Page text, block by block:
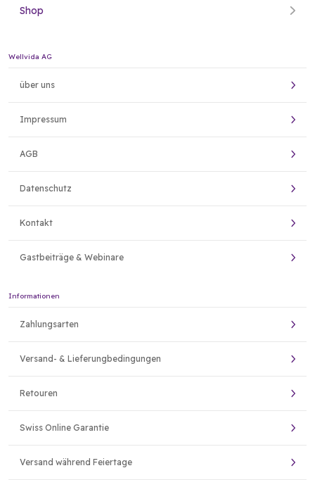
Shop
Wellvida AG
über uns
Impressum
AGB
Datenschutz
Kontakt
Gastbeiträge & Webinare
Informationen
Zahlungsarten
Versand- & Lieferungbedingungen
Retouren
Swiss Online Garantie
Versand während Feiertage